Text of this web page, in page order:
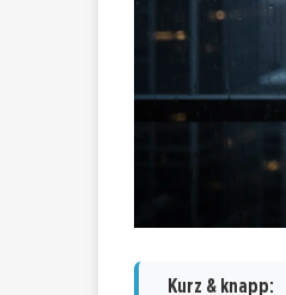
Kurz & knapp: